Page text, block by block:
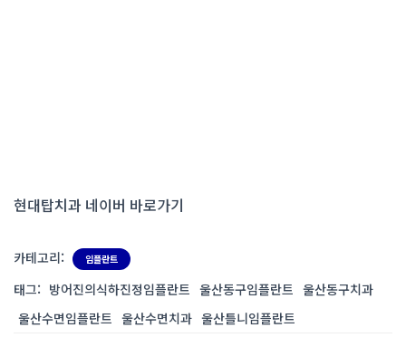
현대탑치과 네이버 바로가기
카테고리: 임플란트
태그: 방어진의식하진정임플란트 울산동구임플란트 울산동구치과
울산수면임플란트 울산수면치과 울산틀니임플란트